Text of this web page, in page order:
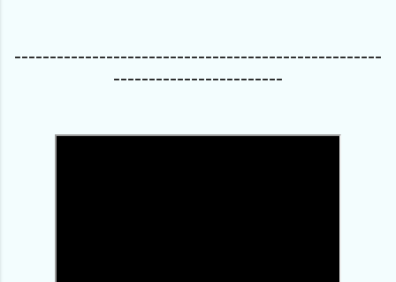
----------------------------------------------------
------------------------